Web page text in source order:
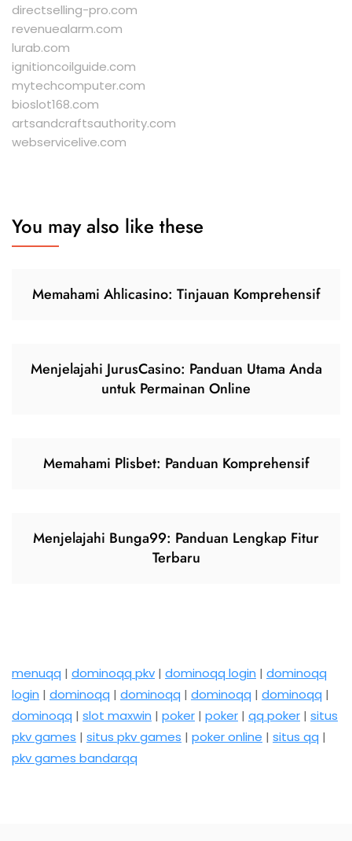
directselling-pro.com
revenuealarm.com
lurab.com
ignitioncoilguide.com
mytechcomputer.com
bioslot168.com
artsandcraftsauthority.com
webservicelive.com
You may also like these
Memahami Ahlicasino: Tinjauan Komprehensif
Menjelajahi JurusCasino: Panduan Utama Anda
untuk Permainan Online
Memahami Plisbet: Panduan Komprehensif
Menjelajahi Bunga99: Panduan Lengkap Fitur
Terbaru
menuqq | dominoqq pkv | dominoqq login | dominoqq
login | dominoqq | dominoqq | dominoqq | dominoqq |
dominoqq | slot maxwin | poker | poker | qq poker | situs
pkv games | situs pkv games | poker online | situs qq |
pkv games bandarqq